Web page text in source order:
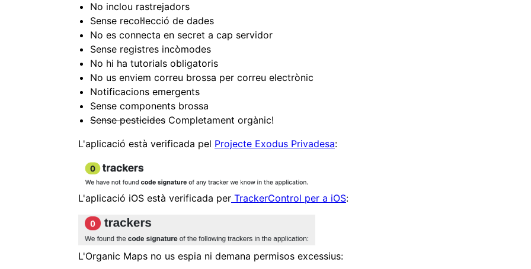
No inclou rastrejadors
Sense recol·lecció de dades
No es connecta en secret a cap servidor
Sense registres incòmodes
No hi ha tutorials obligatoris
No us enviem correu brossa per correu electrònic
Notificacions emergents
Sense components brossa
Sense pesticides Completament orgànic!
L'aplicació està verificada pel Projecte Exodus Privadesa:
L'aplicació iOS està verificada per TrackerControl per a iOS:
L'Organic Maps no us espia ni demana permisos excessius: